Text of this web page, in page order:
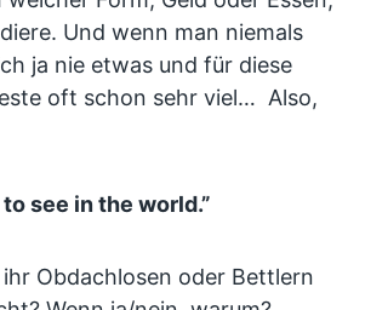
Und wenn man niemals
ja nie etwas und für diese
oft schon sehr viel… Also,
see in the world.”
Obdachlosen oder Bettlern